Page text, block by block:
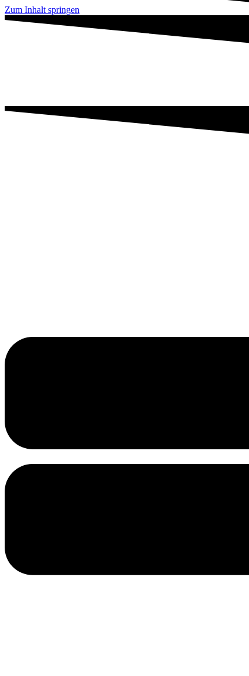
Zum Inhalt springen